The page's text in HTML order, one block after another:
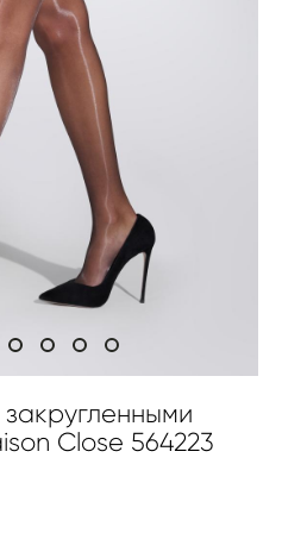
Close 564223